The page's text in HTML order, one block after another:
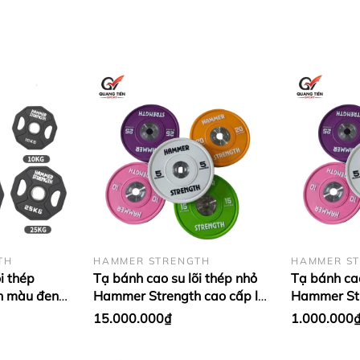
loại 40KG.
thép
màu đen
khẩu (giá
HAMMER STRENGTH
Tạ bánh cao su lõi thép nhỏ
Hammer Strength cao cấp lỗ
50 nhập khẩu (Set 5 - 25kg)
15.000.000₫
HAMMER
Tạ bánh
Hammer
50 nhập